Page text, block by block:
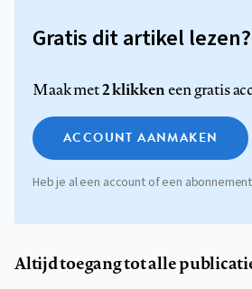
Gratis dit artikel lezen?
Maak met2 klikkeneen gratis
ACCOUNT AANMAKEN
Heb je al een account of een
Altijd toegang tot alle